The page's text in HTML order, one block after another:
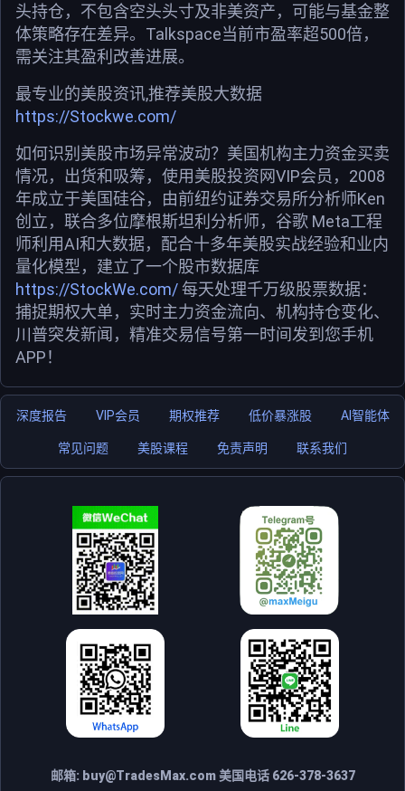
头持仓，不包含空头头寸及非美资产，可能与基金整
体策略存在差异。Talkspace当前市盈率超500倍，
需关注其盈利改善进展。
最专业的美股资讯,推荐美股大数据
https://Stockwe.com/
如何识别美股市场异常波动？美国机构主力资金买卖
情况，出货和吸筹，使用美股投资网VIP会员，2008
年成立于美国硅谷，由前纽约证券交易所分析师Ken
创立，联合多位摩根斯坦利分析师，谷歌 Meta工程
师利用AI和大数据，配合十多年美股实战经验和业内
量化模型，建立了一个股市数据库
https://StockWe.com/每天处理千万级股票数据：
捕捉期权大单，实时主力资金流向、机构持仓变化、
川普突发新闻，精准交易信号第一时间发到您手机
APP！
深度报告 VIP会员 期权推荐 低价暴涨股 AI智能体
常见问题 美股课程 免责声明 联系我们
邮箱: buy@TradesMax.com美国电话 626-378-3637